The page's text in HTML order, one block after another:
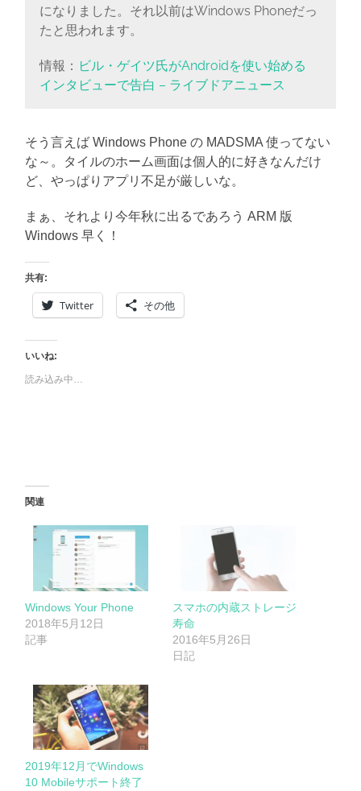
になりました。それ以前はWindows Phoneだっ
たと思われます。
情報： ビル・ゲイツ氏がAndroidを使い始める
インタビューで告白 – ライブドアニュース
そう言えば Windows Phone の MADSMA 使ってない
な～。タイルのホーム画面は個人的に好きなんだけ
ど、やっぱりアプリ不足が厳しいな。
まぁ、それより今年秋に出るであろう ARM 版
Windows 早く！
共有:
Twitter その他
いいね:
読み込み中…
関連
Windows Your Phone
2018年5月12日
記事
スマホの内蔵ストレージ
寿命
2016年5月26日
日記
2019年12月でWindows
10 Mobileサポート終了